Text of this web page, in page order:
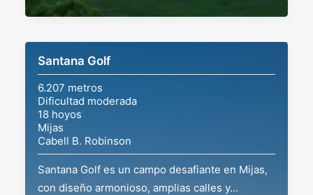
Santana Golf
6.207 metros
Dificultad moderada
18 hoyos
Mijas
Cabell B. Robinson
Santana Golf es un campo desafiante en Mijas,
con diseño armonioso, amplias calles y…